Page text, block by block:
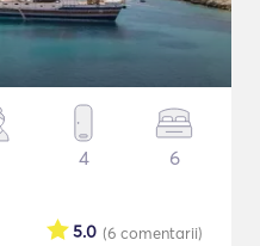
4 6
(6 comentarii)
5.0